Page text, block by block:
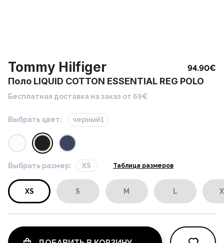
Tommy Hilfiger 94.90€
Поло LIQUID COTTON ESSENTIAL REG POLO
Бесплатная доставка на заказ от 69€
Выбрать цвет: черный1
Выбрать размер: XS Таблица размеров
XS S M L